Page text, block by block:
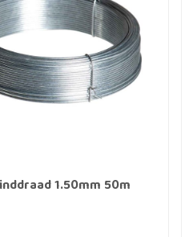
1.50mm 50m